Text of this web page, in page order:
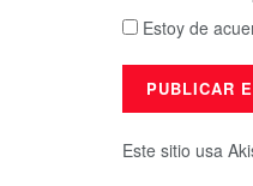
Estoy de
Este sitio usa